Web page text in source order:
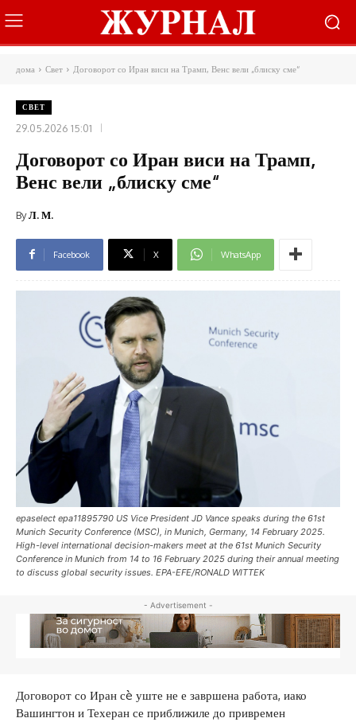
дома Свет Договорот со Иран виси на Трамп, Венс вели „блиску сме“
СВЕТ
29.05.2026 15:01
Договорот со Иран виси на Трамп,
Венс вели „блиску сме“
ByЛ. М.
Facebook X WhatsApp
epaselect epa11895790 US Vice President JD Vance speaks during the 61st
Munich Security Conference (MSC), in Munich, Germany, 14 February 2025.
High-level international decision-makers meet at the 61st Munich Security
Conference in Munich from 14 to 16 February 2025 during their annual meeting
to discuss global security issues. EPA-EFE/RONALD WITTEK
- Advertisement -
Договорот со Иран сè уште не е завршена работа, иако
Вашингтон и Техеран се приближиле до привремен